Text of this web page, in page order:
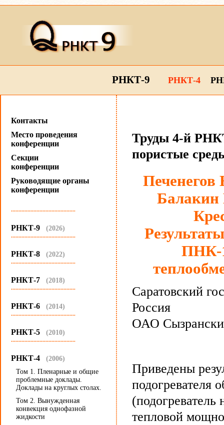
РНКТ-9 РНКТ-4
Контакты
Место проведения
конференции
Секции
конференции
Руководящие органы
конференции
...........................................
РНКТ-9 (2026)
...........................................
РНКТ-8 (2022)
...........................................
РНКТ-7 (2018)
...........................................
РНКТ-6 (2014)
...........................................
РНКТ-5 (2010)
...........................................
РНКТ-4 (2006)
Том 1. Пленарные и общие
проблемные доклады.
Доклады на круглых столах.
Том 2. Вынужденная
конвекция однофазной
жидкости
Труды 4-й
пористые
ПНК-
Саратовский
Россия
ОАО
Приведены
подогревателя
тепловой